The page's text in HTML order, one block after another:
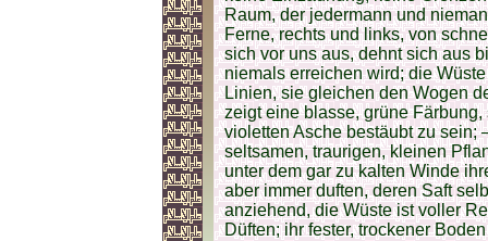
Raum, der jedermann und
Ferne, rechts und links, von
sich vor uns aus, dehnt sich aus
niemals erreichen wird; die
Linien, sie gleichen den Wogen
zeigt eine blasse, grüne
violetten Asche bestäubt zu sein;
seltsamen, traurigen, kleinen
unter dem gar zu kalten Winde
aber immer duften, deren Saft
anziehend, die Wüste ist voller
Düften; ihr fester, trockener